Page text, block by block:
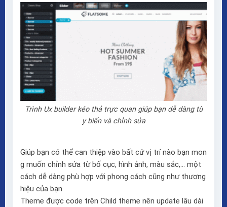
Trình Ux builder kéo thả trực quan giúp bạn dễ dàng tù
y biến và chỉnh sửa
Giúp bạn có thể can thiệp vào bất cứ vị trí nào bạn mon
g muốn chỉnh sửa từ bố cục, hình ảnh, màu sắc,… một
cách dễ dàng phù hợp với phong cách cũng như thương
hiệu của bạn.
Theme được code trên Child theme nên update lâu dài